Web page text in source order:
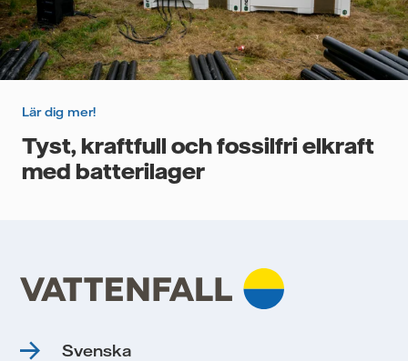
Lär dig mer!
Tyst, kraftfull och fossilfri elkraft
med batterilager
Svenska